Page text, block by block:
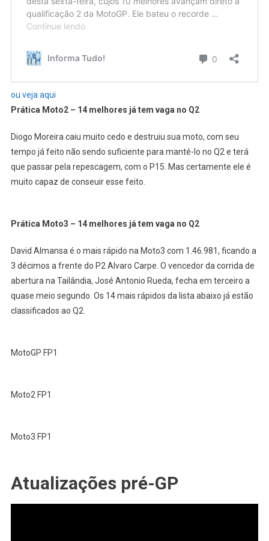
ou veja aqui
Prática Moto2 – 14 melhores já tem vaga no Q2
Diogo Moreira caiu muito cedo e destruiu sua moto, com seu
tempo já feito não sendo suficiente para manté-lo no Q2 e terá
que passar pela repescagem, com o P15. Mas certamente ele é
muito capaz de conseuir esse feito.
Prática Moto3 – 14 melhores já tem vaga no Q2
David Almansa é o mais rápido na Moto3 com 1.46.981, ficando a
3 décimos a frente do P2 Alvaro Carpe. O vencedor da corrida de
abertura na Tailândia, José Antonio Rueda, fecha em terceiro a
quase meio segundo. Os 14 mais rápidos da lista abaixo já estão
classificados ao Q2.
MotoGP FP1
Moto2 FP1
Moto3 FP1
Atualizações pré-GP